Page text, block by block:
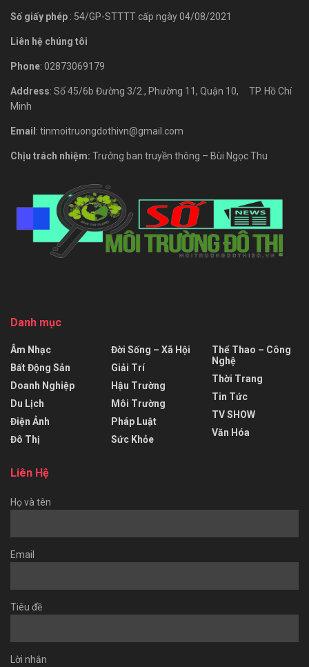
Số giấy phép : 54/GP-STTTT cấp ngày 04/08/2021
Liên hệ chúng tôi
Phone: 02873069179
Address: Số 45/6b Đường 3/2., Phường 11, Quận 10, TP. Hồ Chí
Minh
Email : tinmoitruongdothivn@gmail.com
Chịu trách nhiệm: Trưởng ban truyền thông – Bùi Ngọc Thu
Danh mục
Âm Nhạc
Bất Động Sản
Doanh Nghiệp
Du Lịch
Điện Ảnh
Đô Thị
Đời Sống – Xã Hội
Giải Trí
Hậu Trường
Môi Trường
Pháp Luật
Sức Khỏe
Thể Thao – Công
Nghệ
Thời Trang
Tin Tức
TV SHOW
Văn Hóa
Liên Hệ
Họ và tên
Email
Tiêu đề
Lời nhắn